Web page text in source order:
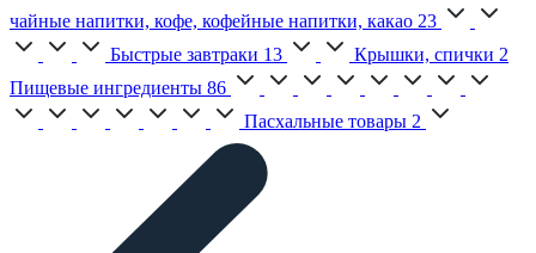
чайные напитки, кофе, кофейные напитки, какао 23
Быстрые завтраки 13 Крышки, спички 2
Пищевые ингредиенты 86
Пасхальные товары 2